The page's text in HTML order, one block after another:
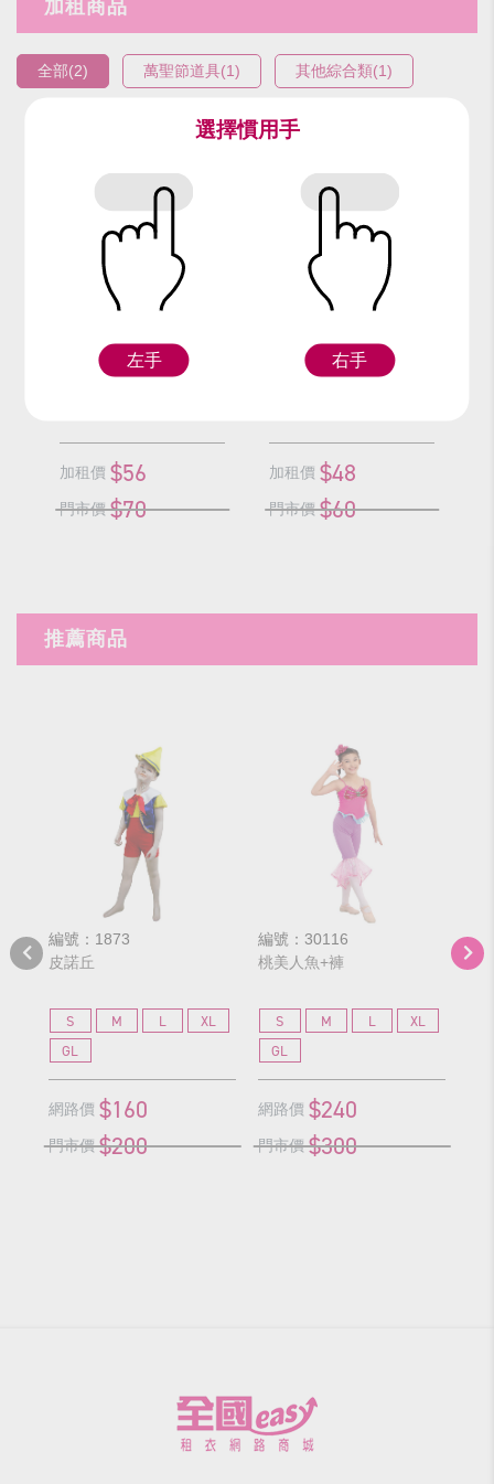
加租商品
全部(2) 萬聖節道具(1) 其他綜合類(1)
編號：9515
加租價 $56
門市價 $70
編號：92719
(紅)
加租價 $48
門市價 $60
推薦商品
編號：1873
皮諾丘
S M L
XL
GL
網路價 $160
門市價 $200
編號：30116
桃美人魚+褲
S M L
XL
GL
網路價 $240
門市價 $300
編
帥
選擇慣用手
左手 右手